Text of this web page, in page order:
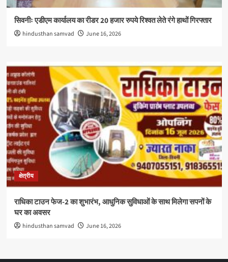
सिवनीः एडीएम कार्यालय का रीडर 20 हजार रुपये रिश्वत लेते रंगे हाथों गिरफ्तार
hindusthan samvad June 16, 2026
क्षेत्रीय
राधिका टाउन फेज-2 का शुभारंभ, आधुनिक सुविधाओं के साथ मिलेगा सपनों के
घर का अवसर
hindusthan samvad June 16, 2026